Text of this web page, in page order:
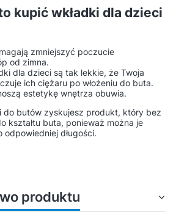
kupić wkładki dla dzieci
zmniejszyć poczucie
od zimna.
dla dzieci są tak lekkie, że Twoja
ich ciężaru po włożeniu do buta.
estetykę wnętrza obuwia.
do butów zyskujesz produkt, który bez
kształtu buta, ponieważ można je
długości.
produktu